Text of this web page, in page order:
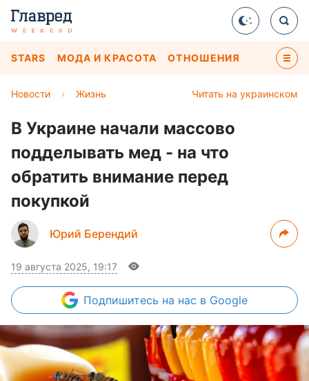
STARS МОДА И КРАСОТА ОТНОШЕНИЯ
Читать на украинском
Новости › Жизнь
В Украине начали массово
подделывать мед - на что
обратить внимание перед
покупкой
Юрий Берендий
19 августа 2025, 19:17
Подпишитесь на нас в Google